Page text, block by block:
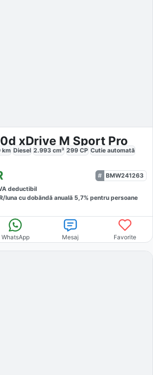
xDrive M Sport Pro
km Diesel 2.993 cm³ 299 CP Cutie automată
BMW241263
deductibil
lunacu dobăndă anuală 5,7% pentru persoane
WhatsApp Mesaj Favorite